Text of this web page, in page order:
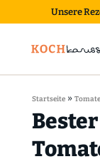
Unsere
Startseite»